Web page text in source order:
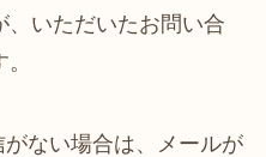
いただいたお問い合
ない場合は、メールが